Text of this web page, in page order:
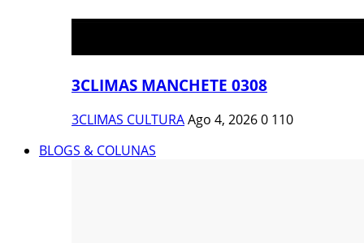
3CLIMAS MANCHETE 0308
3CLIMAS CULTURAAgo 4, 20260 110
BLOGS & COLUNAS